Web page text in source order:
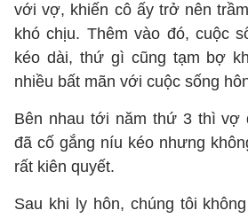
với vợ, khiến cô ấy trở nên
khó chịu. Thêm vào đó, cuộc
kéo dài, thứ gì cũng tạm bợ
nhiều bất mãn với cuộc sống
Bên nhau tới năm thứ 3 thì vợ
đã cố gắng níu kéo nhưng
rất kiên quyết.
Sau khi ly hôn, chúng tôi